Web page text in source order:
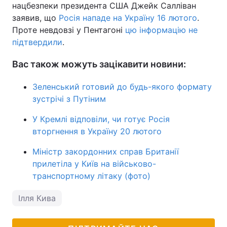
нацбезпеки президента США Джейк Салліван
заявив, що Росія нападе на Україну 16 лютого.
Проте невдовзі у Пентагоні цю інформацію не
підтвердили.
Вас також можуть зацікавити новини:
Зеленський готовий до будь-якого формату
зустрічі з Путіним
У Кремлі відповіли, чи готує Росія
вторгнення в Україну 20 лютого
Міністр закордонних справ Британії
прилетіла у Київ на військово-
транспортному літаку (фото)
Ілля Кива